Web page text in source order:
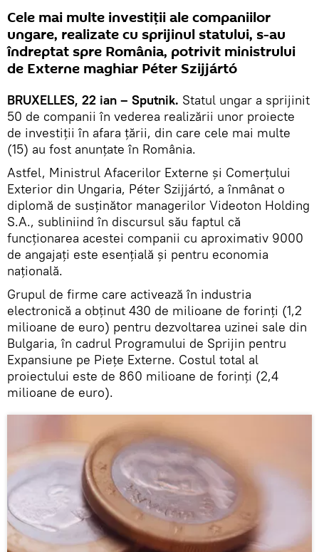
Cele mai multe investiţii ale companiilor
ungare, realizate cu sprijinul statului, s-au
îndreptat spre România, potrivit ministrului
de Externe maghiar Péter Szijjártó
BRUXELLES, 22 ian – Sputnik. Statul ungar a sprijinit
50 de companii în vederea realizării unor proiecte
de investiţii în afara ţării, din care cele mai multe
(15) au fost anunţate în România.
Astfel, Ministrul Afacerilor Externe şi Comerţului
Exterior din Ungaria, Péter Szijjártó, a înmânat o
diplomă de susţinător managerilor Videoton Holding
S.A., subliniind în discursul său faptul că
funcţionarea acestei companii cu aproximativ 9000
de angajaţi este esenţială şi pentru economia
naţională.
Grupul de firme care activează în industria
electronică a obţinut 430 de milioane de forinţi (1,2
milioane de euro) pentru dezvoltarea uzinei sale din
Bulgaria, în cadrul Programului de Sprijin pentru
Expansiune pe Pieţe Externe. Costul total al
proiectului este de 860 milioane de forinţi (2,4
milioane de euro).